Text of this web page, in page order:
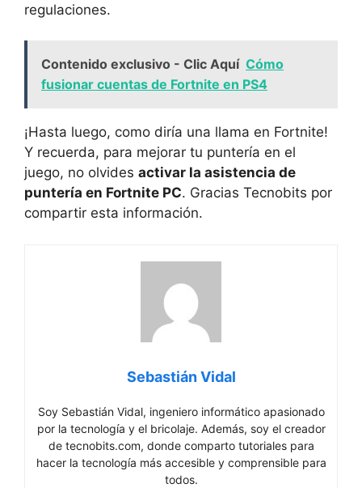
regulaciones.
Contenido exclusivo - Clic Aquí Cómo
fusionar cuentas de Fortnite en PS4
¡Hasta luego, como diría una llama en Fortnite!
Y recuerda, para mejorar tu puntería en el
juego, no olvides activar la asistencia de
puntería en Fortnite PC. Gracias Tecnobits por
compartir esta información.
Sebastián Vidal
Soy Sebastián Vidal, ingeniero informático apasionado
por la tecnología y el bricolaje. Además, soy el creador
de tecnobits.com, donde comparto tutoriales para
hacer la tecnología más accesible y comprensible para
todos.